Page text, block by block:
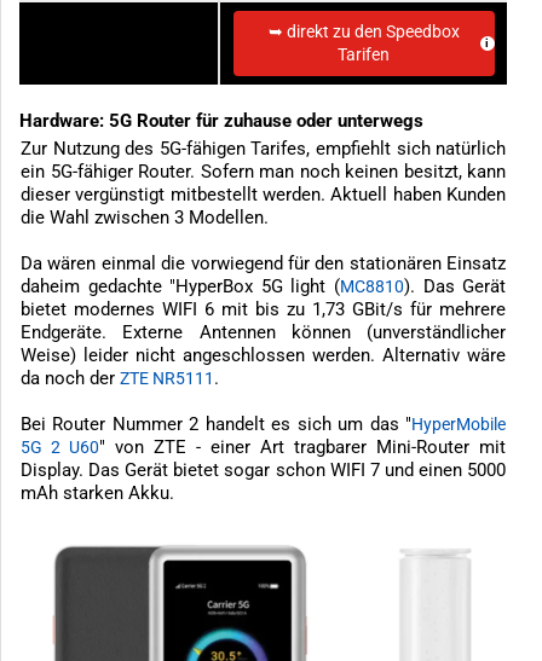
➥ direkt zu den Speedbox
Tarifen
Hardware: 5G Router für zuhause oder unterwegs
Zur Nutzung des 5G-fähigen Tarifes, empfiehlt sich natürlich
ein 5G-fähiger Router. Sofern man noch keinen besitzt, kann
dieser vergünstigt mitbestellt werden. Aktuell haben Kunden
die Wahl zwischen 3 Modellen.
Da wären einmal die vorwiegend für den stationären Einsatz
daheim gedachte "HyperBox 5G light (MC8810). Das Gerät
bietet modernes WIFI 6 mit bis zu 1,73 GBit/s für mehrere
Endgeräte. Externe Antennen können (unverständlicher
Weise) leider nicht angeschlossen werden. Alternativ wäre
da noch der ZTE NR5111 .
Bei Router Nummer 2 handelt es sich um das "HyperMobile
5G 2 U60" von ZTE - einer Art tragbarer Mini-Router mit
Display. Das Gerät bietet sogar schon WIFI 7 und einen 5000
mAh starken Akku.